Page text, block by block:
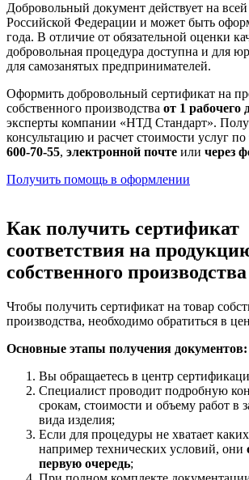
Добровольный документ действует на
Российской Федерации и может быть
года. В отличие от обязательной оценки
добровольная процедура доступна и для
для самозанятых предпринимателей.
Оформить добровольный сертификат на
собственного производства от 1 рабочего
эксперты компании «НТД Стандарт».
консультацию и расчет стоимости услуг
600-70-55, электронной почте или через
Получить помощь в оформлении
Как получить сертификат
соответствия на
собственного производства
Чтобы получить сертификат на товар
производства, необходимо обратиться в
Основные этапы получения документов:
Вы обращаетесь в центр
Специалист проводит подробную
срокам, стоимости и объему работ в
вида изделия;
Если для процедуры не хватает
например технических условий, они
первую очередь;